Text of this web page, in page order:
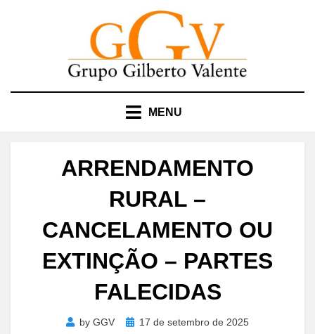
MENU
ARRENDAMENTO
RURAL –
CANCELAMENTO OU
EXTINÇÃO – PARTES
FALECIDAS
by GGV
Posted17 de setembro de 2025